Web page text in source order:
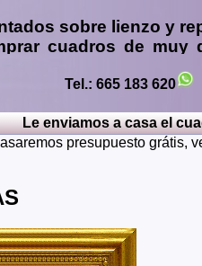
sobre lienzo y
cuadros de muy
paisajes mendiante
Avila, Badajoz, Islas
Santa Cruz de
Zaragoza.
Tel.: 665 183 620
a casa el cuadro o
presupuesto grátis,